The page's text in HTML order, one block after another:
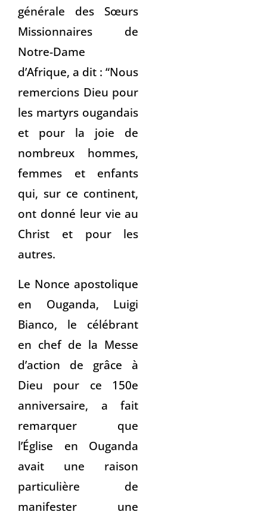
générale des Sœurs
Missionnaires de
Notre-Dame
d’Afrique, a dit : “Nous
remercions Dieu pour
les martyrs ougandais
et pour la joie de
nombreux hommes,
femmes et enfants
qui, sur ce continent,
ont donné leur vie au
Christ et pour les
autres.
Le Nonce apostolique
en Ouganda, Luigi
Bianco, le célébrant
en chef de la Messe
d’action de grâce à
Dieu pour ce 150e
anniversaire, a fait
remarquer que
l’Église en Ouganda
avait une raison
particulière de
manifester une